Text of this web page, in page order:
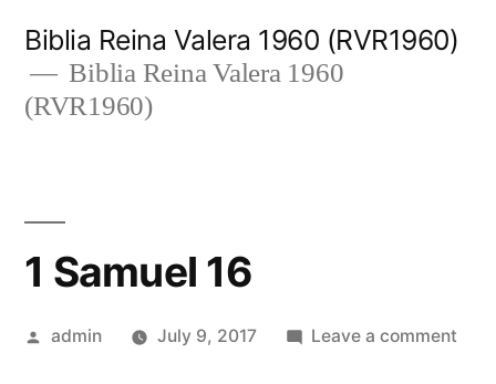
content
Biblia Reina Valera 1960 (RVR1960)
Biblia Reina Valera 1960
(RVR1960)
1 Samuel 16
Posted
admin July 9, 2017 Leave a comment